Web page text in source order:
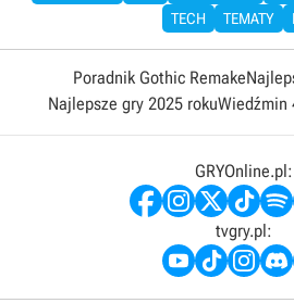
TECH
TEMATY
Poradnik Gothic Remake
Najlepsze gry 2025 rokuWiedźmin
GRYOnline.pl:
tvgry.pl: